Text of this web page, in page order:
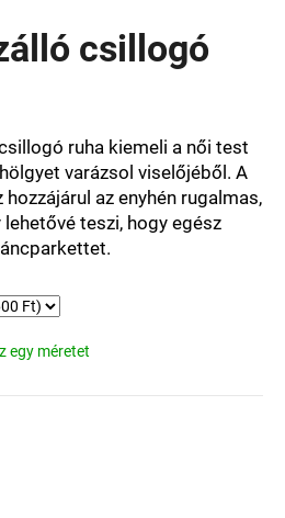
csillogó
ruha kiemeli a női test
varázsol viselőjéből. A
az enyhén rugalmas,
teszi, hogy egész
egy méretet